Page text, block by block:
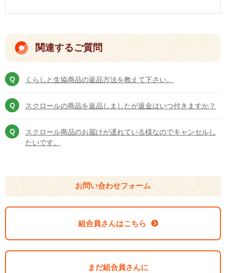
関連するご質問
くらしと生協商品の返品方法を教えて下さい。
スクロールの商品を返品しましたが返金はいつ付きますか？
スクロール商品のお届けが遅れている様なのでキャンセルし
たいです。
お問い合わせフォーム
組合員さんはこちら
まだ組合員さんに